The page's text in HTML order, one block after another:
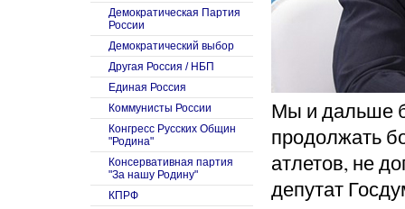
Мы и дальше
продолжать
атлетов, не
депутат
Демократическая Партия
России
Демократический выбор
Другая Россия / НБП
Единая Россия
Коммунисты России
Конгресс Русских Общин
"Родина"
Консервативная партия
"За нашу Родину"
КПРФ